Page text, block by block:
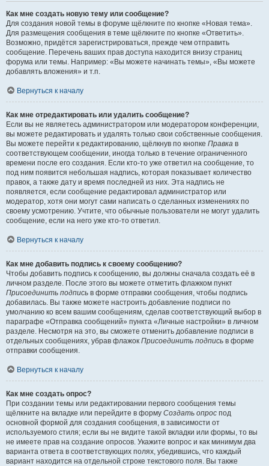
Как мне создать новую тему или сообщение?
Для создания новой темы в форуме щёлкните по кнопке «Новая тема».
Для размещения сообщения в теме щёлкните по кнопке «Ответить».
Возможно, придётся зарегистрироваться, прежде чем отправить
сообщение. Перечень ваших прав доступа находится внизу страниц
форума или темы. Например: «Вы можете начинать темы», «Вы можете
добавлять вложения» и т.п.
Вернуться к началу
Как мне отредактировать или удалить сообщение?
Если вы не являетесь администратором или модератором конференции,
вы можете редактировать и удалять только свои собственные сообщения.
Вы можете перейти к редактированию, щёлкнув по кнопке Правка в
соответствующем сообщении, иногда только в течение ограниченного
времени после его создания. Если кто-то уже ответил на сообщение, то
под ним появится небольшая надпись, которая показывает количество
правок, а также дату и время последней из них. Эта надпись не
появляется, если сообщение редактировал администратор или
модератор, хотя они могут сами написать о сделанных изменениях по
своему усмотрению. Учтите, что обычные пользователи не могут удалить
сообщение, если на него уже кто-то ответил.
Вернуться к началу
Как мне добавить подпись к своему сообщению?
Чтобы добавить подпись к сообщению, вы должны сначала создать её в
личном разделе. После этого вы можете отметить флажком пункт
Присоединить подпись в форме отправки сообщения, чтобы подпись
добавилась. Вы также можете настроить добавление подписи по
умолчанию ко всем вашим сообщениям, сделав соответствующий выбор в
параграфе «Отправка сообщений» пункта «Личные настройки» в личном
разделе. Несмотря на это, вы сможете отменить добавление подписи в
отдельных сообщениях, убрав флажок Присоединить подпись в форме
отправки сообщения.
Вернуться к началу
Как мне создать опрос?
При создании темы или редактировании первого сообщения темы
щёлкните на вкладке или перейдите в форму Создать опрос под
основной формой для создания сообщения, в зависимости от
используемого стиля; если вы не видите такой вкладки или формы, то вы
не имеете прав на создание опросов. Укажите вопрос и как минимум два
варианта ответа в соответствующих полях, убедившись, что каждый
вариант находится на отдельной строке текстового поля. Вы также